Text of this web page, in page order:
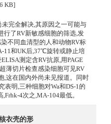
KB]
完全解决,其原因之一可能与
行了RV新敏感细胞的筛选,发
不同血清型的人和动物RV标
11和UK后,37℃旋转或静止培
测定含RV抗原,用PAGE
薄切片检查感染细胞可见RV
,这在国内外尚未见报道。同时
表明,三种细胞对Wa和DS-1的
4次之,MA-104最低。
衣壳的形